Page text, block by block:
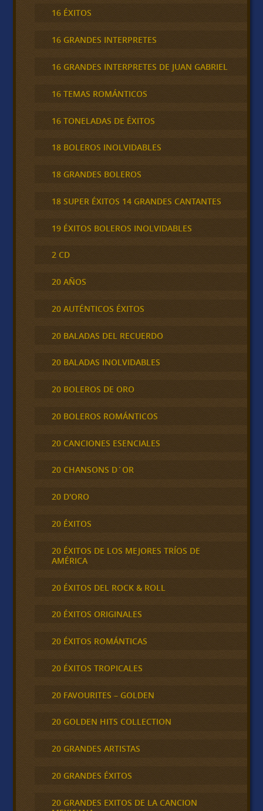
16 ÉXITOS
16 GRANDES INTERPRETES
16 GRANDES INTERPRETES DE JUAN GABRIEL
16 TEMAS ROMÁNTICOS
16 TONELADAS DE ÉXITOS
18 BOLEROS INOLVIDABLES
18 GRANDES BOLEROS
18 SUPER ÉXITOS 14 GRANDES CANTANTES
19 ÉXITOS BOLEROS INOLVIDABLES
2 CD
20 AÑOS
20 AUTÉNTICOS ÉXITOS
20 BALADAS DEL RECUERDO
20 BALADAS INOLVIDABLES
20 BOLEROS DE ORO
20 BOLEROS ROMÁNTICOS
20 CANCIONES ESENCIALES
20 CHANSONS D´OR
20 D'ORO
20 ÉXITOS
20 ÉXITOS DE LOS MEJORES TRÍOS DE
AMÉRICA
20 ÉXITOS DEL ROCK & ROLL
20 ÉXITOS ORIGINALES
20 ÉXITOS ROMÁNTICAS
20 ÉXITOS TROPICALES
20 FAVOURITES – GOLDEN
20 GOLDEN HITS COLLECTION
20 GRANDES ARTISTAS
20 GRANDES ÉXITOS
20 GRANDES EXITOS DE LA CANCION